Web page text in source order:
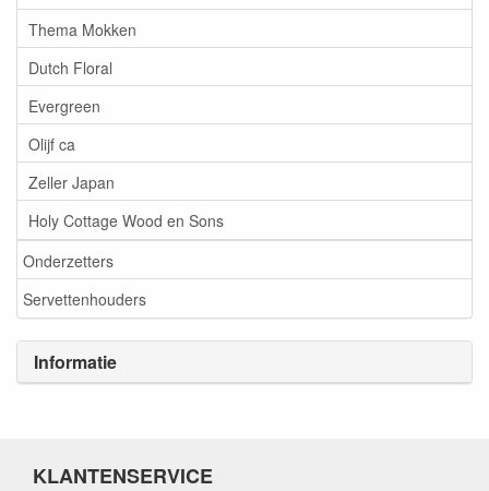
Thema Mokken
Dutch Floral
Evergreen
Olijf ca
Zeller Japan
Holy Cottage Wood en Sons
Onderzetters
Servettenhouders
Informatie
KLANTENSERVICE